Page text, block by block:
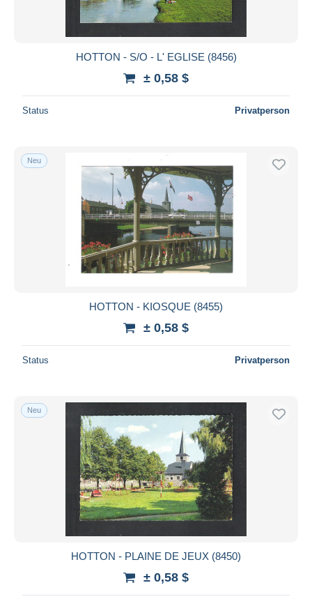
HOTTON - S/O - L' EGLISE (8456)
± 0,58 $
Status Privatperson
Neu
HOTTON - KIOSQUE (8455)
± 0,58 $
Status Privatperson
Neu
HOTTON - PLAINE DE JEUX (8450)
± 0,58 $